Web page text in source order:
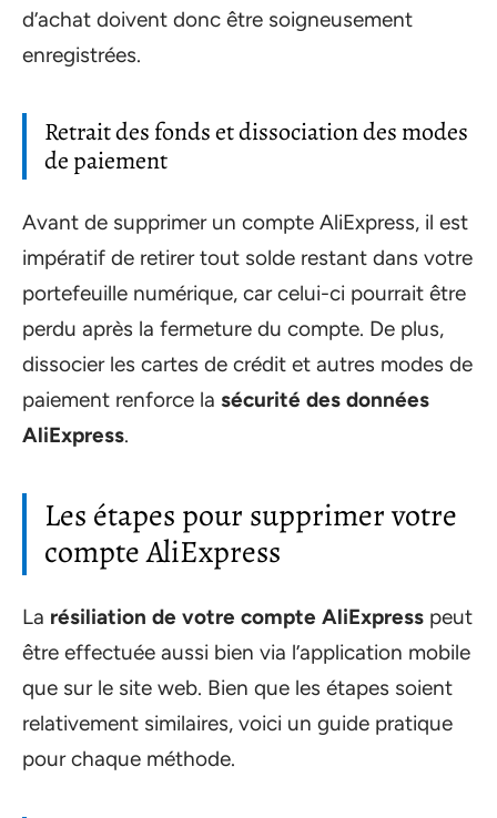
d’achat doivent donc être soigneusement
enregistrées.
Retrait des fonds et dissociation des modes
de paiement
Avant de supprimer un compte AliExpress, il est
impératif de retirer tout solde restant dans votre
portefeuille numérique, car celui-ci pourrait être
perdu après la fermeture du compte. De plus,
dissocier les cartes de crédit et autres modes de
paiement renforce la sécurité des données
AliExpress.
Les étapes pour supprimer votre
compte AliExpress
La résiliation de votre compte AliExpress peut
être effectuée aussi bien via l’application mobile
que sur le site web. Bien que les étapes soient
relativement similaires, voici un guide pratique
pour chaque méthode.